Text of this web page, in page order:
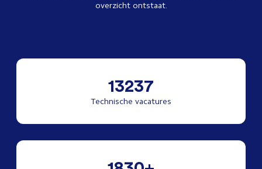
overzicht ontstaat.
13237
Technische vacatures